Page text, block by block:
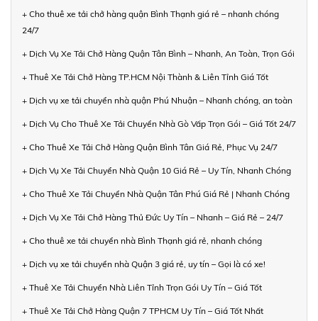
+ Cho thuê xe tải chở hàng quận Bình Thạnh giá rẻ – nhanh chóng
24/7
+ Dịch Vụ Xe Tải Chở Hàng Quận Tân Bình – Nhanh, An Toàn, Trọn Gói
+ Thuê Xe Tải Chở Hàng TP.HCM Nội Thành & Liên Tỉnh Giá Tốt
+ Dịch vụ xe tải chuyển nhà quận Phú Nhuận – Nhanh chóng, an toàn
+ Dịch Vụ Cho Thuê Xe Tải Chuyển Nhà Gò Vấp Trọn Gói – Giá Tốt 24/7
+ Cho Thuê Xe Tải Chở Hàng Quận Bình Tân Giá Rẻ, Phục Vụ 24/7
+ Dịch Vụ Xe Tải Chuyển Nhà Quận 10 Giá Rẻ – Uy Tín, Nhanh Chóng
+ Cho Thuê Xe Tải Chuyển Nhà Quận Tân Phú Giá Rẻ | Nhanh Chóng
+ Dịch Vụ Xe Tải Chở Hàng Thủ Đức Uy Tín – Nhanh – Giá Rẻ – 24/7
+ Cho thuê xe tải chuyển nhà Bình Thạnh giá rẻ, nhanh chóng
+ Dịch vụ xe tải chuyển nhà Quận 3 giá rẻ, uy tín – Gọi là có xe!
+ Thuê Xe Tải Chuyển Nhà Liên Tỉnh Trọn Gói Uy Tín – Giá Tốt
+ Thuê Xe Tải Chở Hàng Quận 7 TPHCM Uy Tín – Giá Tốt Nhất